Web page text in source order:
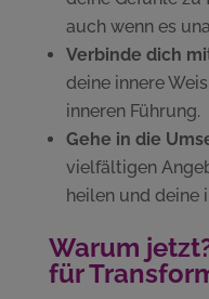
auch wenn es
Verbinde dich
deine innere
inneren Führung.
Gehe in die
vielfältigen
heilen und deine
Warum
für